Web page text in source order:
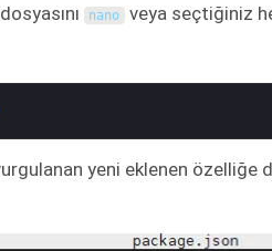
nano
veya seçtiğiniz
yeni eklenen özelliğe